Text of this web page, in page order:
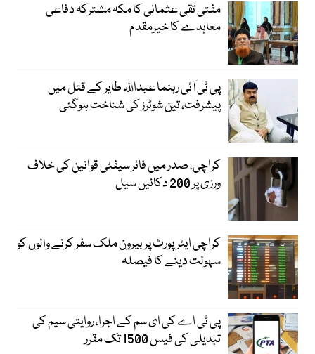
مفتی تقی عثمانی کا مکہ مشترکہ دفاعی
معاہدے کا خیرمقدم
پی ٹی آئی رہنما عبداللہ طایر کے قتل میں
پیشرفت، تین شوٹرز کی شناخت ہوگئی
کراچی، صدر میں فائر سیفٹی قوانین کی خلاف
ورزی پر 200 دکانیں سیل
کراچی ایئرپورٹ پر بیرون ملک سفر کرنے والوں کو
سہولت دینے کا فیصلہ
پی ٹی اے کی ای سم کے اجرا، روایتی سیم کی
تبدیلی کی فیس 1500 تک مقرر